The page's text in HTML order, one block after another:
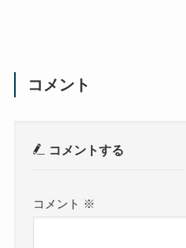
コメント
コメントする
コメント ※